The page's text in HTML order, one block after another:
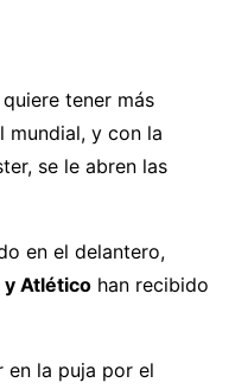
tener más
mundial, y con la
se le abren las
en el delantero,
y Atlético han recibido
en la puja por el